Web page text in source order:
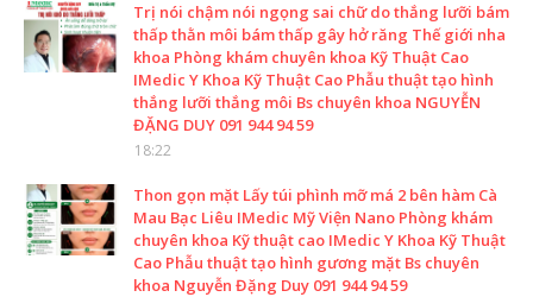
Trị nói chậm nói ngọng sai chữ do thắng lưỡi bám
thấp thằn môi bám thấp gây hở răng Thế giới nha
khoa Phòng khám chuyên khoa Kỹ Thuật Cao
IMedic Y Khoa Kỹ Thuật Cao Phẫu thuật tạo hình
thắng lưỡi thắng môi Bs chuyên khoa NGUYỄN
ĐẶNG DUY 091 944 94 59
18:22
Thon gọn mặt Lấy túi phình mỡ má 2 bên hàm Cà
Mau Bạc Liêu IMedic Mỹ Viện Nano Phòng khám
chuyên khoa Kỹ thuật cao IMedic Y Khoa Kỹ Thuật
Cao Phẫu thuật tạo hình gương mặt Bs chuyên
khoa Nguyễn Đặng Duy 091 944 94 59